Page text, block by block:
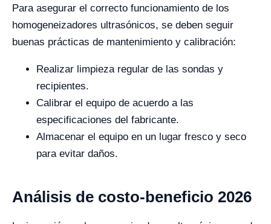
Para asegurar el correcto funcionamiento de los
homogeneizadores ultrasónicos, se deben seguir
buenas prácticas de mantenimiento y calibración:
Realizar limpieza regular de las sondas y
recipientes.
Calibrar el equipo de acuerdo a las
especificaciones del fabricante.
Almacenar el equipo en un lugar fresco y seco
para evitar daños.
Análisis de costo-beneficio 2026